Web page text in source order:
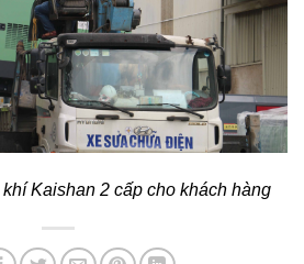
Kaishan 2 cấp cho khách hàng